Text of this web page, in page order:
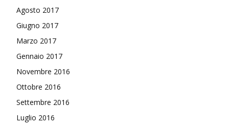
Agosto 2017
Giugno 2017
Marzo 2017
Gennaio 2017
Novembre 2016
Ottobre 2016
Settembre 2016
Luglio 2016